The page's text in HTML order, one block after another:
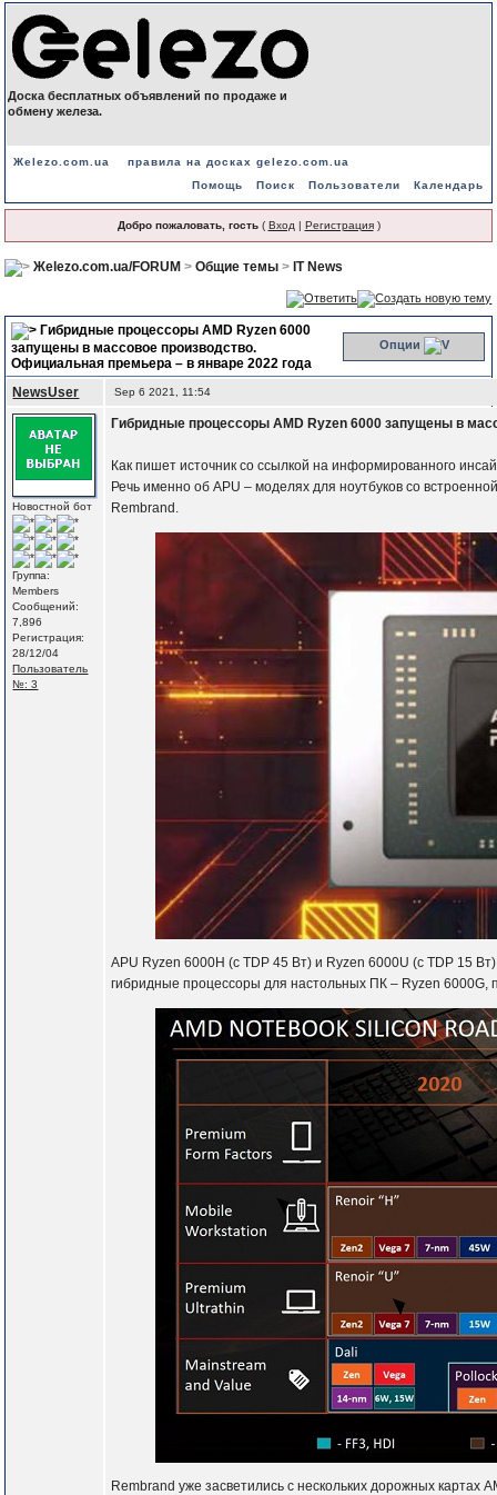
Доска бесплатных объявлений по продаже и
обмену железа.
Жelezo.com.ua
правила на досках gelezo.com.ua
Помощь
Поиск Пользователи Календарь
Добро пожаловать, гость( Вход | Регистрация)
Жelezo.com.ua/FORUM >Общие темы > IT News
Гибридные процессоры AMD Ryzen 6000
запущены в массовое производство.
Официальная премьера – в январе 2022 года
Опции
NewsUser Sep 6 2021, 11:54
Новостной бот
Группа:
Members
Сообщений:
7,896
Регистрация:
28/12/04
Пользователь
№: 3
Гибридные процессоры AMD Ryzen 6000 запущены в
Как пишет источник со ссылкой на информированного
Речь именно об APU – моделях для ноутбуков со
Rembrand.
APU Ryzen 6000H (c TDP 45 Вт) и Ryzen 6000U (с TDP 15
гибридные процессоры для настольных ПК – Ryzen
Rembrand уже засветились с нескольких дорожных картах